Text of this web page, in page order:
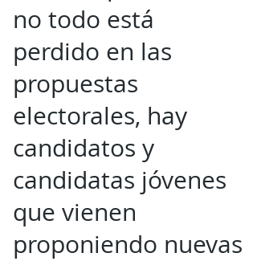
no todo está
perdido en las
propuestas
electorales, hay
candidatos y
candidatas jóvenes
que vienen
proponiendo nuevas